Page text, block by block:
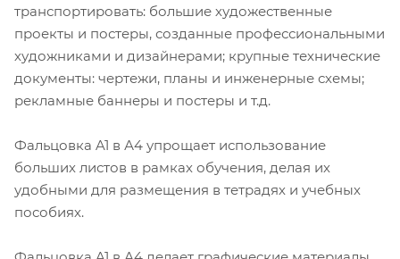
транспортировать: большие художественные
проекты и постеры, созданные профессиональными
художниками и дизайнерами; крупные технические
документы: чертежи, планы и инженерные схемы;
рекламные баннеры и постеры и т.д.
Фальцовка A1 в А4 упрощает использование
больших листов в рамках обучения, делая их
удобными для размещения в тетрадях и учебных
пособиях.